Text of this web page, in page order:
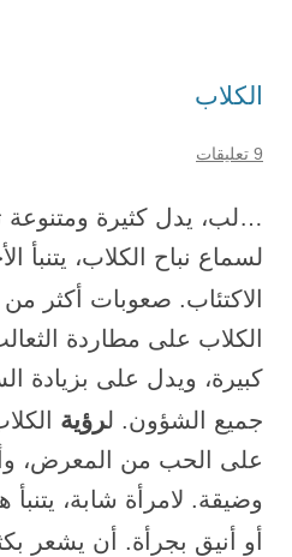
الكلاب
9 تعليقات
…لب، يدل كثيرة
لسماع نباح الكلاب، يتنبأ
الاكتئاب. صعوبات أكثر
الكلاب على مطاردة
كبيرة، ويدل على بزيادة
جميع الشؤون. لرؤية
على الحب من المعرض،
وضيقة. لامرأة شابة، يتنبأ
أو أنيق بجرأة. أن يشعر